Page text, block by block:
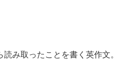
読み取ったことを書く英作文。